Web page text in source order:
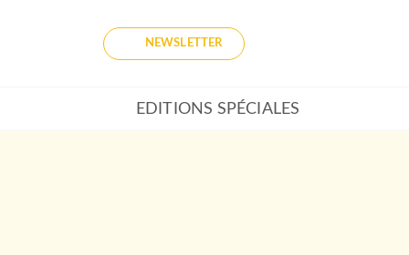
NEWSLETTER
EDITIONS SPÉCIALES